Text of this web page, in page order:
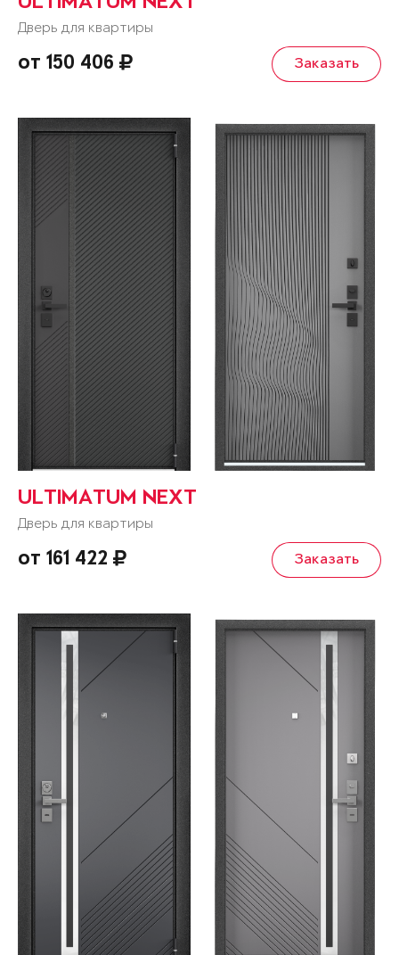
Дверь для квартиры
от 150 406 Заказать
ULTIMATUM NEXT
Дверь для квартиры
от 161 422 Заказать